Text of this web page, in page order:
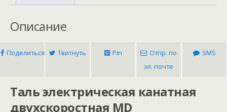
Описание
Поделиться Твитнуть Pin
Отпр. по
эл. почте
SMS
Таль электрическая канатная
двухскоростная МD